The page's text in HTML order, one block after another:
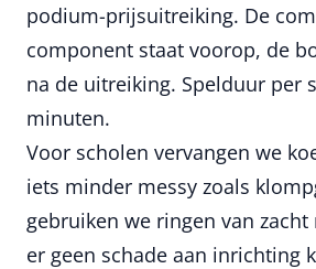
podium-prijsuitreiking. De
component staat voorop, de
na de uitreiking. Spelduur per
minuten.
Voor scholen vervangen we
iets minder messy zoals
gebruiken we ringen van
er geen schade aan inrichting